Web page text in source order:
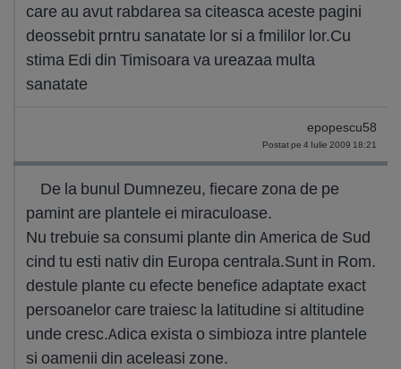
care au avut rabdarea sa citeasca aceste pagini
deossebit prntru sanatate lor si a fmililor lor.Cu
stima Edi din Timisoara va ureazaa multa
sanatate
epopescu58
Postat pe 4 Iulie 2009 18:21
De la bunul Dumnezeu, fiecare zona de pe
pamint are plantele ei miraculoase.
Nu trebuie sa consumi plante din America de Sud
cind tu esti nativ din Europa centrala.Sunt in Rom.
destule plante cu efecte benefice adaptate exact
persoanelor care traiesc la latitudine si altitudine
unde cresc.Adica exista o simbioza intre plantele
si oamenii din aceleasi zone.